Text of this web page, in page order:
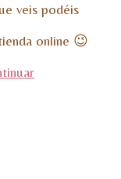
veis podéis
online 😉